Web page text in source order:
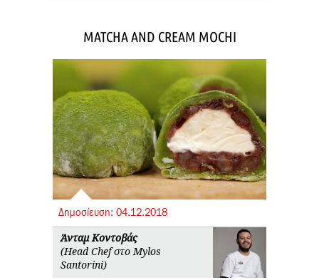
MATCHA AND CREAM MOCHI
Δημοσίευση: 04.12.2018
Άνταμ Κοντοβάς
(Head Chef στο Mylos
Santorini)